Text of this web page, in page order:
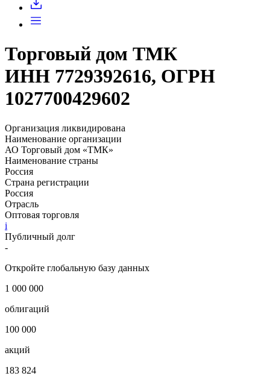
Торговый дом ТМК
ИНН 7729392616, ОГРН
1027700429602
Организация ликвидирована
Наименование организации
АО Торговый дом «ТМК»
Наименование страны
Россия
Страна регистрации
Россия
Отрасль
Оптовая торговля
i
Публичный долг
-
Откройте глобальную базу данных
1 000 000
облигаций
100 000
акций
183 824